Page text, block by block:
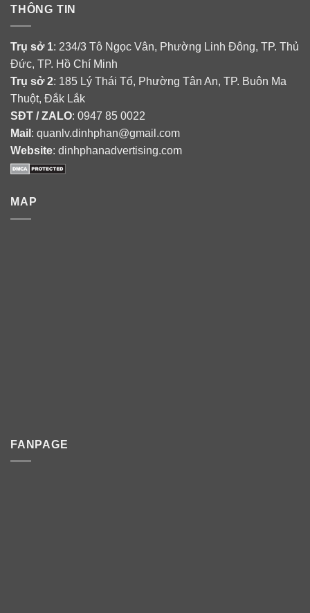
THÔNG TIN
Trụ sở 1: 234/3 Tô Ngọc Vân, Phường Linh Đông, TP. Thủ
Đức, TP. Hồ Chí Minh
Trụ sở 2: 185 Lý Thái Tổ, Phường Tân An, TP. Buôn Ma
Thuột, Đắk Lắk
SĐT / ZALO: 0947 85 0022
Mail : quanlv.dinhphan@gmail.com
Website: dinhphanadvertising.com
MAP
FANPAGE